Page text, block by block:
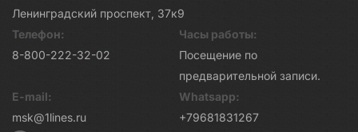
Ленинградский проспект, 37к9
Телефон:
8-800-222-32-02
Часы работы:
Посещение по
предварительной записи.
E-mail:
msk@1lines.ru
Whatsapp:
+79681831267